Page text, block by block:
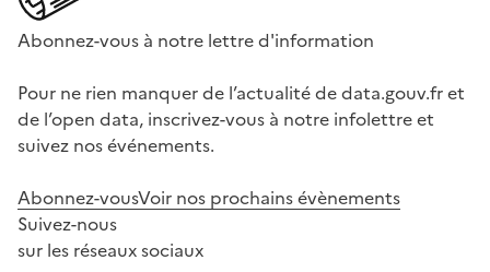
Abonnez-vous à notre lettre d'information
Pour ne rien manquer de l’actualité de data.gouv.fr et
de l’open data, inscrivez-vous à notre infolettre et
suivez nos événements.
Abonnez-vousVoir nos prochains évènements
Suivez-nous
sur les réseaux sociaux